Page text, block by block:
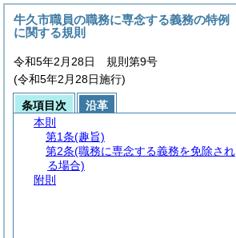
牛久市職員の職務に専念する義務の特例
に関する規則
令和5年2月28日 規則第9号
(令和5年2月28日施行)
条項目次
沿革
本則
第1条(趣旨)
第2条(職務に専念する義務を免除され
る場合)
附則